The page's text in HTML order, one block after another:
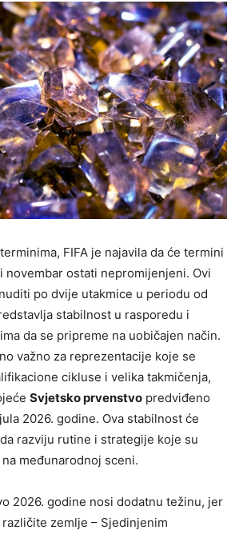
FIFA je najavila da će termini
novembar ostati nepromijenjeni. Ovi
po dvije utakmice u periodu od
stabilnost u rasporedu i
da se pripreme na uobičajen način.
važno za reprezentacije koje se
cikluse i velika takmičenja,
Svjetsko prvenstvo predviđeno
2026. godine. Ova stabilnost će
razviju rutine i strategije koje su
međunarodnoj sceni.
2026. godine nosi dodatnu težinu, jer
zemlje – Sjedinjenim